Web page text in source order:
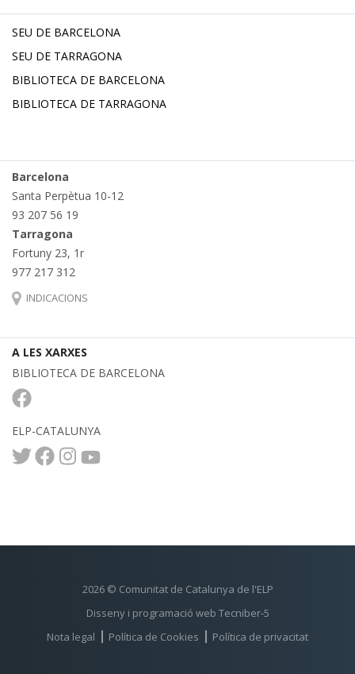
SEU DE BARCELONA
SEU DE TARRAGONA
BIBLIOTECA DE BARCELONA
BIBLIOTECA DE TARRAGONA
Barcelona
Santa Perpètua 10-12
93 207 56 19
Tarragona
Fortuny 23, 1r
977 217 312
INDICACIONS
A LES XARXES
BIBLIOTECA DE BARCELONA
ELP-CATALUNYA
2026 © Comunitat de Catalunya de l'ELP
Disseny i programació web Tecniber-5
Nota legal
Política de Cookies Política de privacitat